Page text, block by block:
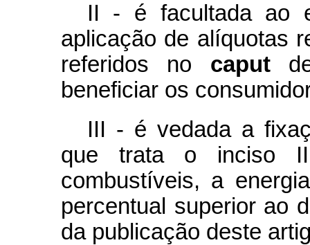
II - é facultada ao
aplicação de alíquotas
referidos no caput
beneficiar os
III - é vedada a
que trata o inciso
combustíveis, a
percentual superior ao
da publicação deste